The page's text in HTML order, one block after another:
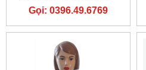
HÌNH ÉP TIM THỔI NGẠT
PP-AM-2000-1-MS
Gọi: 0396.49.6769